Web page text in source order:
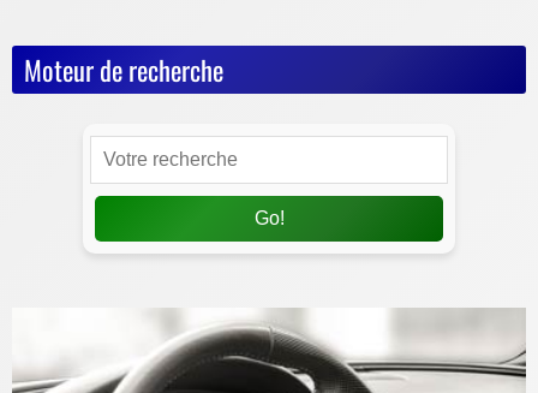
Moteur de recherche
Go!